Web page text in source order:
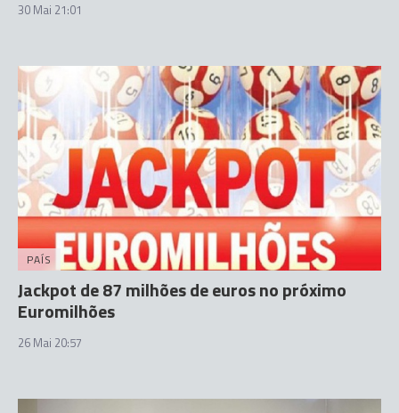
30 Mai 21:01
PAÍS
Jackpot de 87 milhões de euros no próximo
Euromilhões
26 Mai 20:57